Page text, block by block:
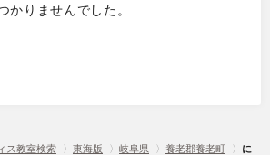
かりませんでした。
ス教室検索 〉 東海版 〉 岐阜県 〉 養老郡養老町 〉 に